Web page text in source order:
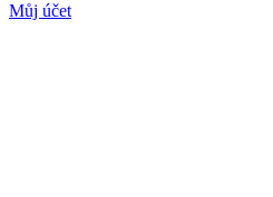
Můj účet